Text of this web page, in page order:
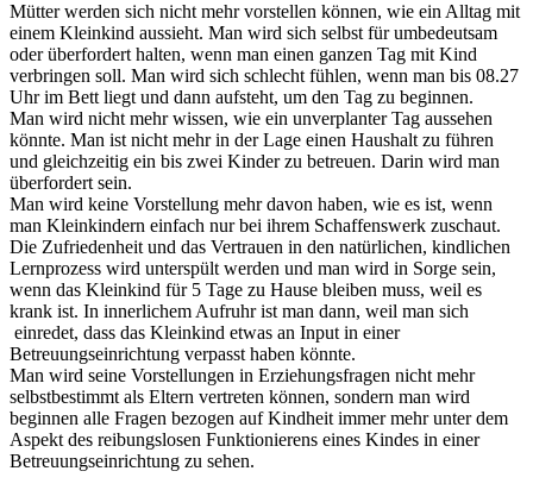
Mütter werden sich nicht mehr vorstellen können, wie ein Alltag mit
einem Kleinkind aussieht. Man wird sich selbst für umbedeutsam
oder überfordert halten, wenn man einen ganzen Tag mit Kind
verbringen soll. Man wird sich schlecht fühlen, wenn man bis 08.27
Uhr im Bett liegt und dann aufsteht, um den Tag zu beginnen.
Man wird nicht mehr wissen, wie ein unverplanter Tag aussehen
könnte. Man ist nicht mehr in der Lage einen Haushalt zu führen
und gleichzeitig ein bis zwei Kinder zu betreuen. Darin wird man
überfordert sein.
Man wird keine Vorstellung mehr davon haben, wie es ist, wenn
man Kleinkindern einfach nur bei ihrem Schaffenswerk zuschaut.
Die Zufriedenheit und das Vertrauen in den natürlichen, kindlichen
Lernprozess wird unterspült werden und man wird in Sorge sein,
wenn das Kleinkind für 5 Tage zu Hause bleiben muss, weil es
krank ist. In innerlichem Aufruhr ist man dann, weil man sich
einredet, dass das Kleinkind etwas an Input in einer
Betreuungseinrichtung verpasst haben könnte.
Man wird seine Vorstellungen in Erziehungsfragen nicht mehr
selbstbestimmt als Eltern vertreten können, sondern man wird
beginnen alle Fragen bezogen auf Kindheit immer mehr unter dem
Aspekt des reibungslosen Funktionierens eines Kindes in einer
Betreuungseinrichtung zu sehen.